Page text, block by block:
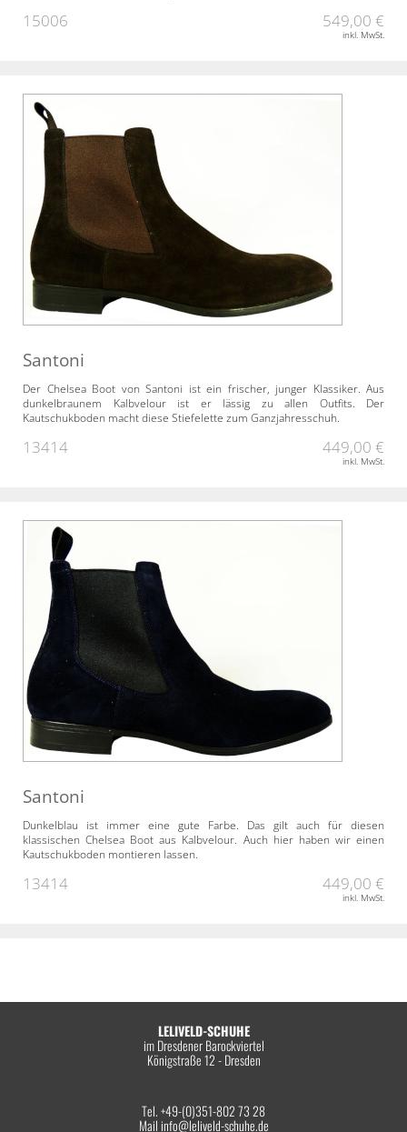
15006 549,00 €
inkl. MwSt.
Santoni
Der Chelsea Boot von Santoni ist ein frischer, junger Klassiker. Aus
dunkelbraunem Kalbvelour ist er lässig zu allen Outfits. Der
Kautschukboden macht diese Stiefelette zum Ganzjahresschuh.
13414 449,00 €
inkl. MwSt.
Santoni
Dunkelblau ist immer eine gute Farbe. Das gilt auch für diesen
klassischen Chelsea Boot aus Kalbvelour. Auch hier haben wir einen
Kautschukboden montieren lassen.
13414 449,00 €
inkl. MwSt.
LELIVELD-SCHUHE
im Dresdener Barockviertel
Königstraße 12 - Dresden
Tel. +49-(0)351-802 73 28
Mail info@leliveld-schuhe.de